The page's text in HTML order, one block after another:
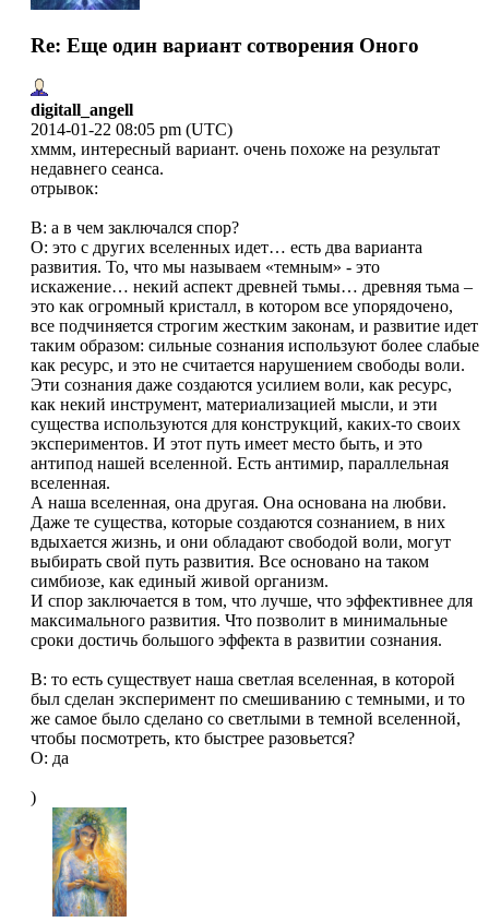
Re: Еще один вариант сотворения Оного
digitall_angell
2014-01-22 08:05 pm (UTC)
хммм, интересный вариант. очень похоже на результат
недавнего сеанса.
отрывок:
В: а в чем заключался спор?
О: это с других вселенных идет… есть два варианта
развития. То, что мы называем «темным» - это
искажение… некий аспект древней тьмы… древняя тьма –
это как огромный кристалл, в котором все упорядочено,
все подчиняется строгим жестким законам, и развитие идет
таким образом: сильные сознания используют более слабые
как ресурс, и это не считается нарушением свободы воли.
Эти сознания даже создаются усилием воли, как ресурс,
как некий инструмент, материализацией мысли, и эти
существа используются для конструкций, каких-то своих
экспериментов. И этот путь имеет место быть, и это
антипод нашей вселенной. Есть антимир, параллельная
вселенная.
А наша вселенная, она другая. Она основана на любви.
Даже те существа, которые создаются сознанием, в них
вдыхается жизнь, и они обладают свободой воли, могут
выбирать свой путь развития. Все основано на таком
симбиозе, как единый живой организм.
И спор заключается в том, что лучше, что эффективнее для
максимального развития. Что позволит в минимальные
сроки достичь большого эффекта в развитии сознания.
В: то есть существует наша светлая вселенная, в которой
был сделан эксперимент по смешиванию с темными, и то
же самое было сделано со светлыми в темной вселенной,
чтобы посмотреть, кто быстрее разовьется?
О: да
)